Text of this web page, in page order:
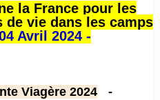
la France pour les
vie dans les camps
Avril 2024 -
Viagère 2024 -